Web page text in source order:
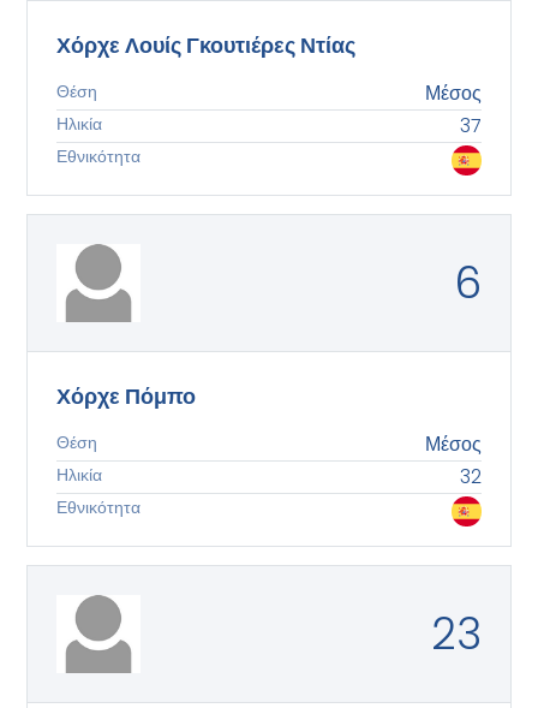
Χόρχε Λουίς Γκουτιέρες Ντίας
Θέση Μέσος
Ηλικία 37
Εθνικότητα
6
Χόρχε Πόμπο
Θέση Μέσος
Ηλικία 32
Εθνικότητα
23